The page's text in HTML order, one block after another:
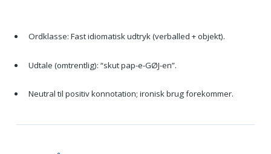
Ordklasse: Fast idiomatisk udtryk (verballed + objekt).
Udtale (omtrentlig): “skut pap-e-GØJ-en”.
Neutral til positiv konnotation; ironisk brug forekommer.